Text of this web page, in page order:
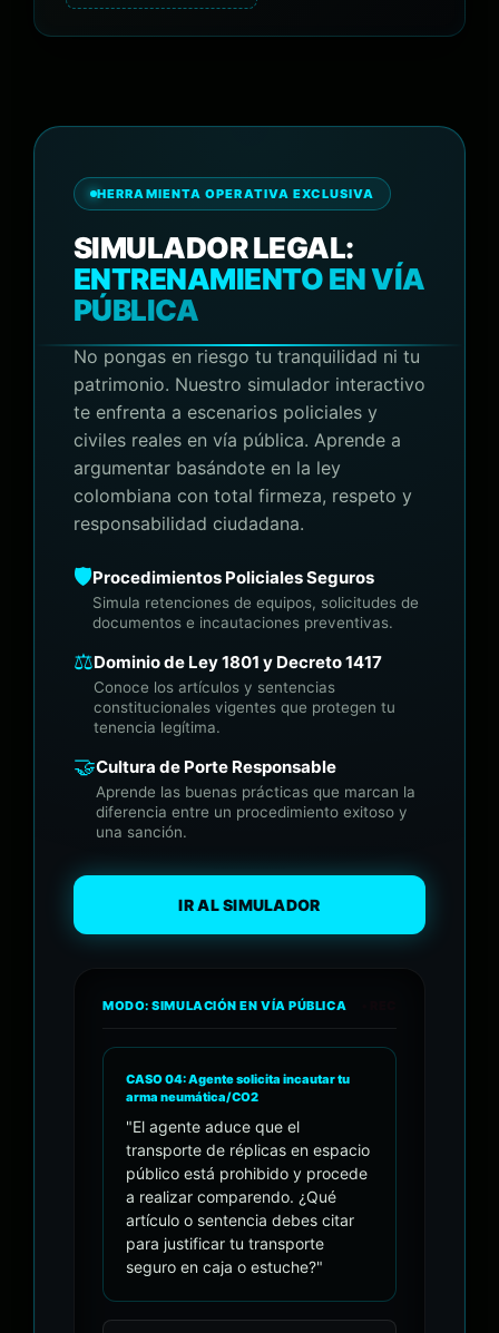
HERRAMIENTA OPERATIVA EXCLUSIVA
SIMULADOR LEGAL:
ENTRENAMIENTO EN VÍA
PÚBLICA
No pongas en riesgo tu tranquilidad ni tu
patrimonio. Nuestro simulador interactivo
te enfrenta a escenarios policiales y
civiles reales en vía pública. Aprende a
argumentar basándote en la ley
colombiana con total firmeza, respeto y
responsabilidad ciudadana.
🛡️Procedimientos Policiales Seguros
Simula retenciones de equipos, solicitudes de
documentos e incautaciones preventivas.
⚖️Dominio de Ley 1801 y Decreto 1417
Conoce los artículos y sentencias
constitucionales vigentes que protegen tu
tenencia legítima.
🤝Cultura de Porte Responsable
Aprende las buenas prácticas que marcan la
diferencia entre un procedimiento exitoso y
una sanción.
IR AL SIMULADOR
MODO: SIMULACIÓN EN VÍA PÚBLICA
CASO 04: Agente solicita incautar tu
arma neumática/CO2
"El agente aduce que el
transporte de réplicas en espacio
público está prohibido y procede
a realizar comparendo. ¿Qué
artículo o sentencia debes citar
para justificar tu transporte
seguro en caja o estuche?"